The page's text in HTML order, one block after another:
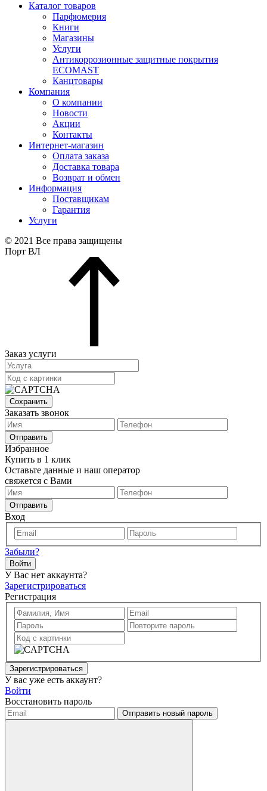
Каталог товаров
Парфюмерия
Книги
Магазины
Услуги
Антикоррозионные защитные покрытия
ECOMAST
Канцтовары
Компания
О компании
Новости
Акции
Контакты
Интернет-магазин
Оплата заказа
Доставка товара
Возврат и обмен
Информация
Поставщикам
Гарантия
Услуги
© 2021 Все права защищены
Порт ВЛ
Заказ услуги
Сохранить
Заказать звонок
Отправить
Избранное
Купить в 1 клик
Оставьте данные и наш оператор
свяжется с Вами
Отправить
Вход
Забыли?
Войти
У Вас нет аккаунта?
Зарегистрироваться
Регистрация
Зарегистрироваться
У вас уже есть аккаунт?
Войти
Восстановить пароль
Отправить новый пароль